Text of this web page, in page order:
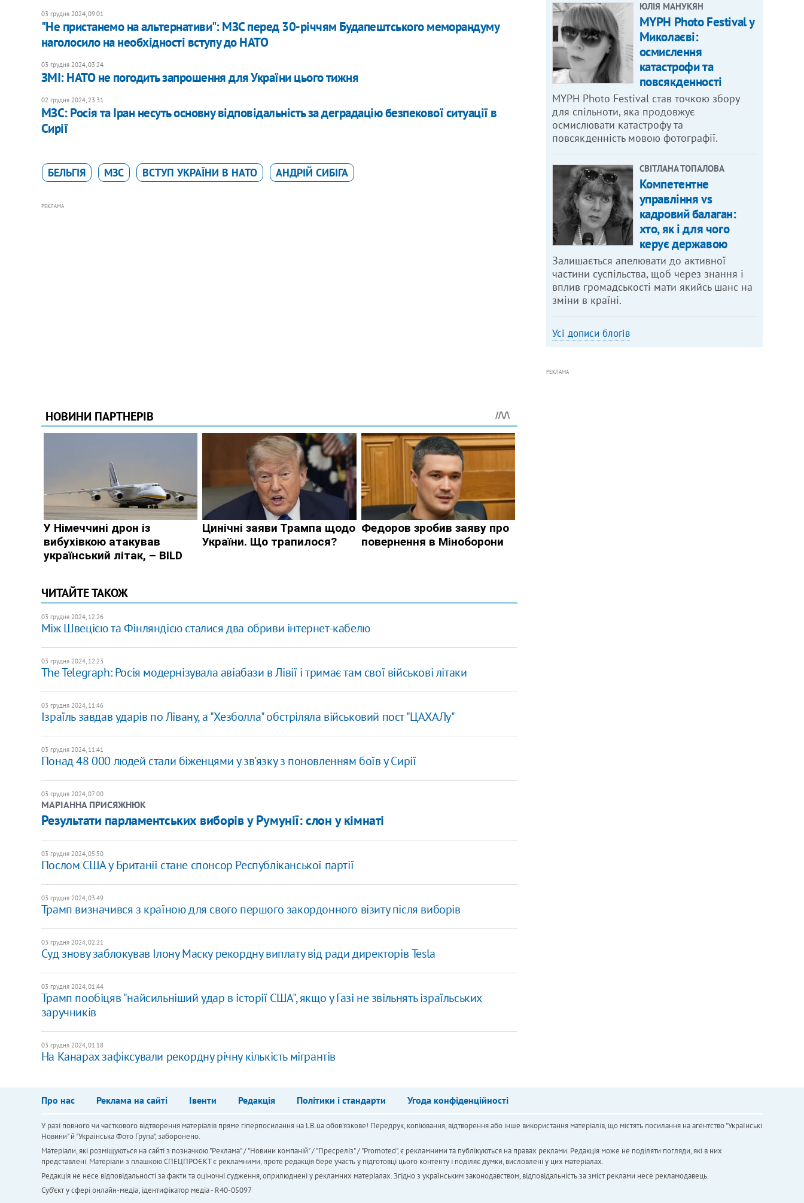
03 грудня 2024, 09:01
"Не пристанемо на альтернативи": МЗС перед 30-річчям Будапештського меморандуму
наголосило на необхідності вступу до НАТО
03 грудня 2024, 03:24
ЗМІ: НАТО не погодить запрошення для України цього тижня
02 грудня 2024, 23:31
МЗС: Росія та Іран несуть основну відповідальність за деградацію безпекової ситуації в
Сирії
БЕЛЬГІЯ МЗС ВСТУП УКРАЇНИ В НАТО АНДРІЙ СИБІГА
РЕКЛАМА
ЧИТАЙТЕ ТАКОЖ
03 грудня 2024, 12:26
Між Швецією та Фінляндією сталися два обриви інтернет-кабелю
03 грудня 2024, 12:23
The Telegraph: Росія модернізувала авіабази в Лівії і тримає там свої військові літаки
03 грудня 2024, 11:46
Ізраїль завдав ударів по Лівану, а "Хезболла" обстріляла військовий пост "ЦАХАЛу"
03 грудня 2024, 11:41
Понад 48 000 людей стали біженцями у зв'язку з поновленням боїв у Сирії
03 грудня 2024, 07:00
МАРІАННА ПРИСЯЖНЮК
Результати парламентських виборів у Румунії: ​слон у кімнаті
03 грудня 2024, 05:50
Послом США у Британії стане спонсор Республіканської партії
03 грудня 2024, 03:49
Трамп визначився з країною для свого першого закордонного візиту після виборів
03 грудня 2024, 02:21
Суд знову заблокував Ілону Маску рекордну виплату від ради директорів Tesla
03 грудня 2024, 01:44
Трамп пообіцяв "найсильніший удар в історії США", якщо у Газі не звільнять ізраїльських
заручників
03 грудня 2024, 01:18
На Канарах зафіксували рекордну річну кількість мігрантів
ЮЛІЯ МАНУКЯН
MYPH Photo Festival у
Миколаєві:
осмислення
катастрофи та
повсякденності
MYPH Photo Festival став точкою збору
для спільноти, яка продовжує
осмислювати катастрофу та
повсякденність мовою фотографії.
СВІТЛАНА ТОПАЛОВА
Компетентне
управління vs
кадровий балаган:
хто, як і для чого
керує державою
Залишається апелювати до активної
частини суспільства, щоб через знання і
вплив громадськості мати якийсь шанс на
зміни в країні.
Усі дописи блогів
РЕКЛАМА
Про нас Реклама на сайті Івенти Редакція Політики і стандарти Угода конфіденційності
У разі повного чи часткового відтворення матеріалів пряме гіперпосилання на LB.ua обов'язкове! Передрук, копіювання, відтворення або інше використання матеріалів, що містять посилання на агентство "Українськi
Новини" й "Українська Фото Група", заборонено.
Матеріали, які розміщуються на сайті з позначкою "Реклама" / "Новини компаній" / "Пресреліз" / "Promoted", є рекламними та публікуються на правах реклами. Редакція може не поділяти погляди, які в них
представлені. Матеріали з плашкою СПЕЦПРОЄКТ є рекламними, проте редакція бере участь у підготовці цього контенту і поділяє думки, висловлені у цих матеріалах.
Редакція не несе відповідальності за факти та оціночні судження, оприлюднені у рекламних матеріалах. Згідно з українським законодавством, відповідальність за зміст реклами несе рекламодавець.
Cуб'єкт у сфері онлайн-медіа; ідентифікатор медіа - R40-05097